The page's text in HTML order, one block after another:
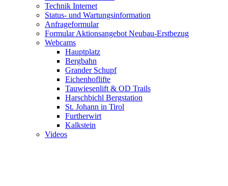
Technik Internet
Status- und Wartungsinformation
Anfrageformular
Formular Aktionsangebot Neubau-Erstbezug
Webcams
Hauptplatz
Bergbahn
Grander Schupf
Eichenhoflifte
Tauwiesenlift & OD Trails
Harschbichl Bergstation
St. Johann in Tirol
Furtherwirt
Kalkstein
Videos